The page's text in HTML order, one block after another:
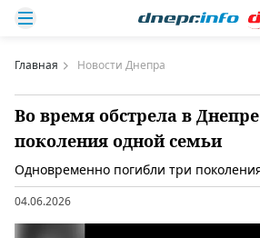
Главная Новости Днепра
Во время обстрела в
поколения одной семьи
Одновременно погибли три
04.06.2026